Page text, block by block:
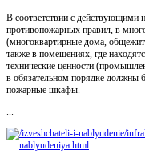
В соответствии с действующими
противопожарных правил, в
(многоквартирные дома,
также в помещениях, где
технические ценности
в обязательном порядке должны
пожарные шкафы.